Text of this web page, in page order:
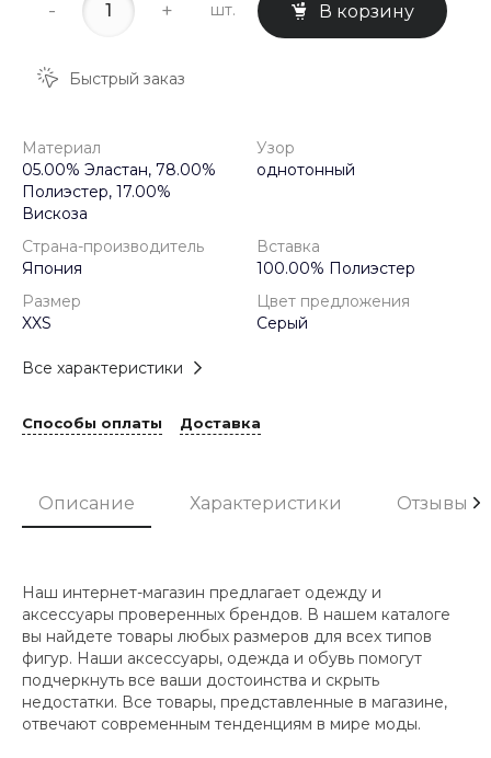
- + шт. В корзину
Быстрый заказ
Материал
05.00% Эластан, 78.00%
Полиэстер, 17.00%
Вискоза
Узор
однотонный
Страна-производитель
Япония
Вставка
100.00% Полиэстер
Размер
XXS
Цвет предложения
Серый
Все характеристики
Способы оплаты Доставка
Описание Характеристики Отзывы
Наш интернет-магазин предлагает одежду и
аксессуары проверенных брендов. В нашем каталоге
вы найдете товары любых размеров для всех типов
фигур. Наши аксессуары, одежда и обувь помогут
подчеркнуть все ваши достоинства и скрыть
недостатки. Все товары, представленные в магазине,
отвечают современным тенденциям в мире моды.